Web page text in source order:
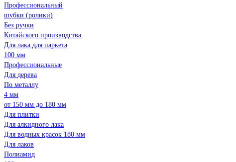
Профессиональный
шубки (ролики)
Без ручки
Китайского производства
Для лака для паркета
100 мм
Профессиональные
Для дерева
По металлу
4 мм
от 150 мм до 180 мм
Для плитки
Для алкидного лака
Для водных красок 180 мм
Для лаков
Полиамид